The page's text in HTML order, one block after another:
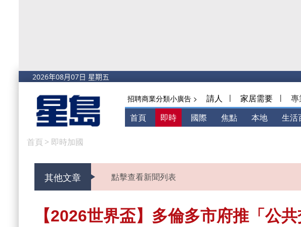
招聘商業分類小廣告 > 請人 | 家居需要 | 專
首頁 即時 國際 焦點 本地 生活
首頁 > 即時加國
其他文章 點擊查看新聞列表
【2026世界盃】多倫多市府推「公